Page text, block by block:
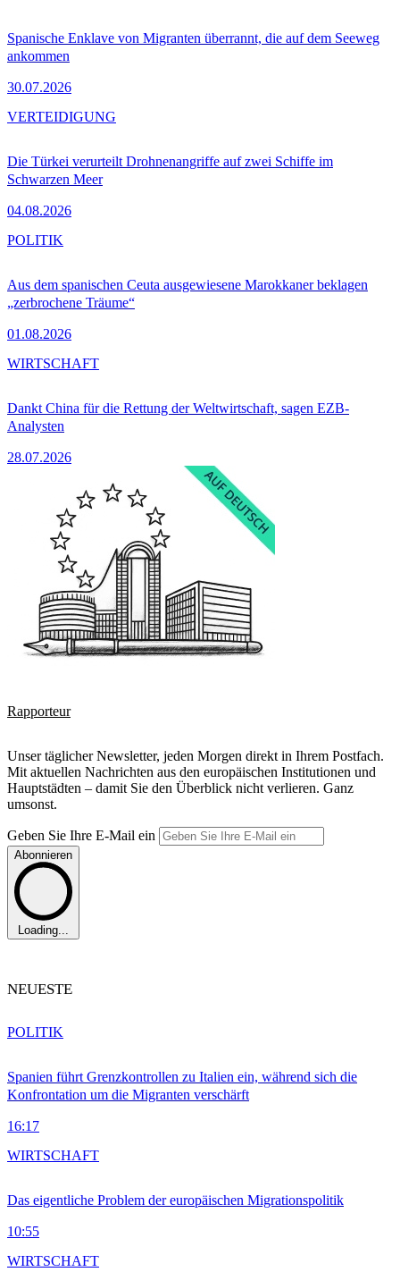
Spanische Enklave von Migranten überrannt, die auf dem Seeweg
ankommen
30.07.2026
Die Türkei verurteilt Drohnenangriffe auf zwei Schiffe im
Schwarzen Meer
04.08.2026
VERTEIDIGUNG
Aus dem spanischen Ceuta ausgewiesene Marokkaner beklagen
„zerbrochene Träume“
01.08.2026
POLITIK
Dankt China für die Rettung der Weltwirtschaft, sagen EZB-
Analysten
28.07.2026
WIRTSCHAFT
Rapporteur
Unser täglicher Newsletter, jeden Morgen direkt in Ihrem Postfach.
Mit aktuellen Nachrichten aus den europäischen Institutionen und
Hauptstädten – damit Sie den Überblick nicht verlieren. Ganz
umsonst.
Geben Sie Ihre E-Mail ein
Abonnieren
Loading...
NEUESTE
Spanien führt Grenzkontrollen zu Italien ein, während sich die
Konfrontation um die Migranten verschärft
16:17
POLITIK
Das eigentliche Problem der europäischen Migrationspolitik
10:55
WIRTSCHAFT
WIRTSCHAFT